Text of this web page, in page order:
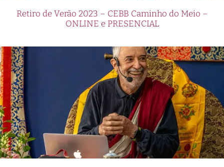
Retiro de Verão 2023 – CEBB Caminho do Meio –
ONLINE e PRESENCIAL